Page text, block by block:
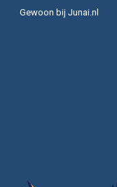
Gewoon bij Junai.nl